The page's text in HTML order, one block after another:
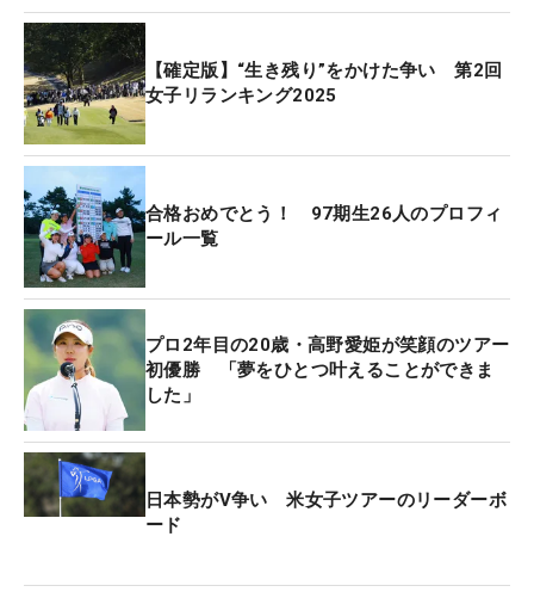
【確定版】“生き残り”をかけた争い 第2回
女子リランキング2025
合格おめでとう！ 97期生26人のプロフィ
ール一覧
プロ2年目の20歳・高野愛姫が笑顔のツアー
初優勝 「夢をひとつ叶えることができま
した」
日本勢がV争い 米女子ツアーのリーダーボ
ード